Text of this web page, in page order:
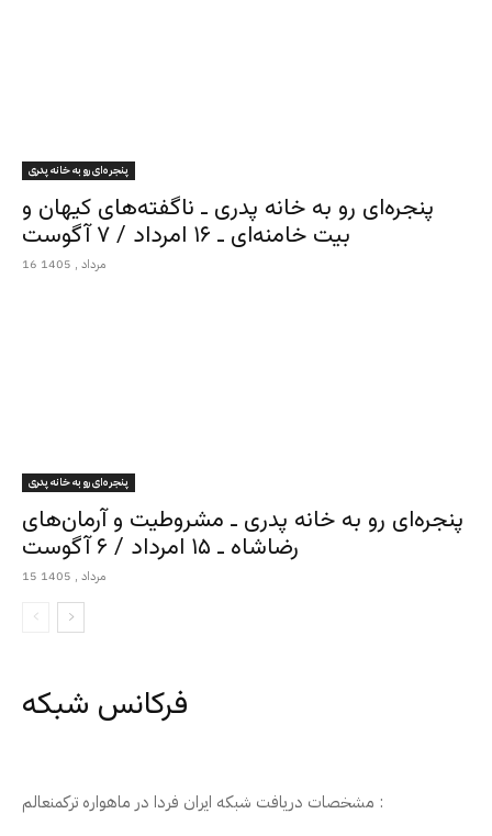
پنجره‌ای رو به خانه پدری
پنجره‌ای رو به خانه پدری ـ ناگفته‌های کیهان و
بیت خامنه‌ای ـ ۱۶ امرداد / ۷ آگوست
16 مرداد , 1405
پنجره‌ای رو به خانه پدری
پنجره‌ای رو به خانه پدری ـ مشروطیت و آرمان‌های
رضاشاه ـ ۱۵ امرداد / ۶ آگوست
15 مرداد , 1405
فرکانس شبکه
مشخصات دریافت شبکه ایران فردا در ماهواره ترکمنعالم :